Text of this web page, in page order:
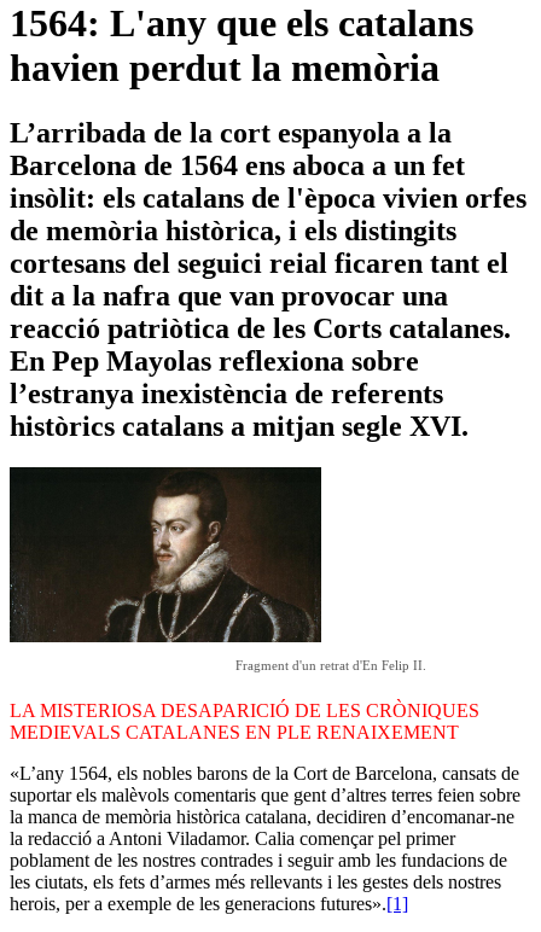
1564: L'any que els catalans
havien perdut la memòria
L’arribada de la cort espanyola a la
Barcelona de 1564 ens aboca a un fet
insòlit: els catalans de l'època vivien orfes
de memòria històrica, i els distingits
cortesans del seguici reial ficaren tant el
dit a la nafra que van provocar una
reacció patriòtica de les Corts catalanes.
En Pep Mayolas reflexiona sobre
l’estranya inexistència de referents
històrics catalans a mitjan segle XVI.
Fragment d'un retrat d'En Felip II.
LA MISTERIOSA DESAPARICIÓ DE LES CRÒNIQUES
MEDIEVALS CATALANES EN PLE RENAIXEMENT
«L’any 1564, els nobles barons de la Cort de Barcelona, cansats de
suportar els malèvols comentaris que gent d’altres terres feien sobre
la manca de memòria històrica catalana, decidiren d’encomanar-ne
la redacció a Antoni Viladamor. Calia començar pel primer
poblament de les nostres contrades i seguir amb les fundacions de
les ciutats, els fets d’armes més rellevants i les gestes dels nostres
herois, per a exemple de les generacions futures».[1]